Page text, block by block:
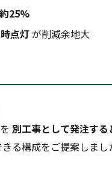
25%
点灯が削減余地大
別工事として発注す
る構成をご提案しまし